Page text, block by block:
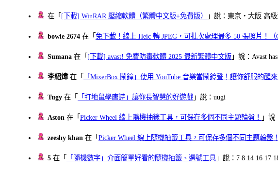
在「 [下載] WinRAR 壓縮軟體（繁體中文版+免費版） 」說：東京・大阪 高
bowie 2674 在「免下載！線上 Heic 轉 JPEG，可批次處理最多 50 張照片！（
Sumana 在「 [下載] avast! 免費防毒軟體 2025 最新繁體中文版 」說：Avast
李紹煒在「 「MixerBox 鬧鐘」使用 YouTube 音樂當鬧鈴聲！讓你舒服的醒
Tugy 在「 「打地鼠學唐詩」讓你長智慧的好遊戲 」說：uugi
Aston 在「Picker Wheel 線上隨機抽籤工具，可保存多個不同主題輪盤！ 」說
zeeshy khan 在「Picker Wheel 線上隨機抽籤工具，可保存多個不同主題輪盤！
5 在「 「隨機數字」介面簡單好看的隨機抽籤、選號工具 」說：7 8 14 16 17